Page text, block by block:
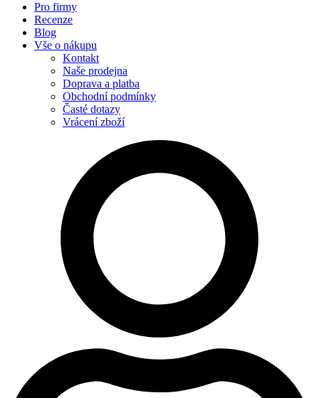
Pro firmy
Recenze
Blog
Vše o nákupu
Kontakt
Naše prodejna
Doprava a platba
Obchodní podmínky
Časté dotazy
Vrácení zboží